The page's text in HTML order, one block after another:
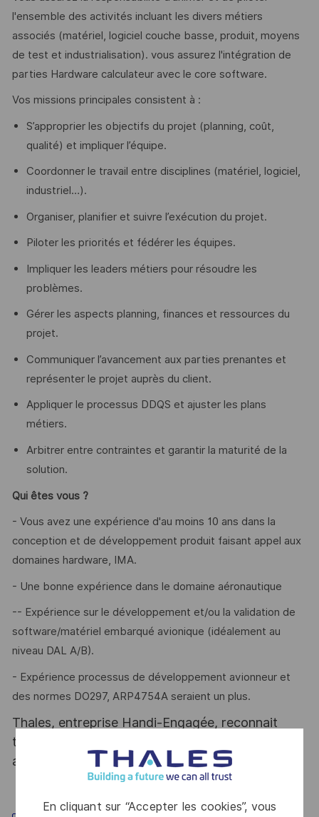
En cliquant sur “Accepter les cookies”, vous
l'ensemble des activités incluant les divers métiers
associés (matériel, logiciel couche basse, produit, moyens
de test et industrialisation). vous assurez l'intégration de
parties Hardware calculateur avec le core software.
Vos missions principales consistent à :
S’approprier les objectifs du projet (planning, coût,
qualité) et impliquer l’équipe.
Coordonner le travail entre disciplines (matériel, logiciel,
industriel…).
Organiser, planifier et suivre l’exécution du projet.
Piloter les priorités et fédérer les équipes.
Impliquer les leaders métiers pour résoudre les
problèmes.
Gérer les aspects planning, finances et ressources du
projet.
Communiquer l’avancement aux parties prenantes et
représenter le projet auprès du client.
Appliquer le processus DDQS et ajuster les plans
métiers.
Arbitrer entre contraintes et garantir la maturité de la
solution.
Qui êtes vous ?
- Vous avez une expérience d'au moins 10 ans dans la
conception et de développement produit faisant appel aux
domaines hardware, IMA.
- Une bonne expérience dans le domaine aéronautique
-- Expérience sur le développement et/ou la validation de
software/matériel embarqué avionique (idéalement au
niveau DAL A/B).
- Expérience processus de développement avionneur et
des normes DO297, ARP4754A seraient un plus.
Thales, entreprise Handi-Engagée, reconnait
tous les talents. La diversité est notre meilleur
atout. Postulez et rejoignez nous !